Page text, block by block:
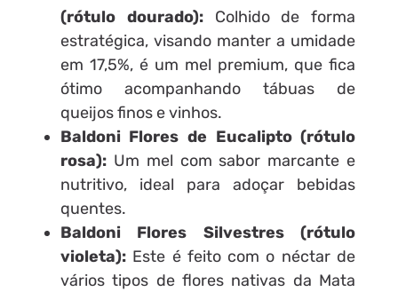
(rótulo dourado):Colhido de forma
estratégica, visando manter a umidade
em 17,5%, é um mel premium, que fica
ótimo acompanhando tábuas de
queijos finos e vinhos.
Baldoni Flores de Eucalipto (rótulo
rosa):Um mel com sabor marcante e
nutritivo, ideal para adoçar bebidas
quentes.
Baldoni Flores Silvestres (rótulo
violeta):Este é feito com o néctar de
vários tipos de flores nativas da Mata